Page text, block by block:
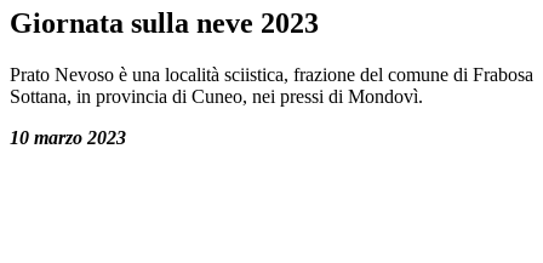
Giornata sulla neve 2023
Prato Nevoso è una località sciistica, frazione del comune di Frabosa
Sottana, in provincia di Cuneo, nei pressi di Mondovì.
10 marzo 2023